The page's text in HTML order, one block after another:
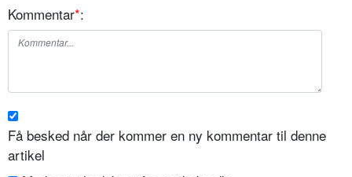
Kommentar*:
Få besked når der kommer en ny kommentar til denne
artikel